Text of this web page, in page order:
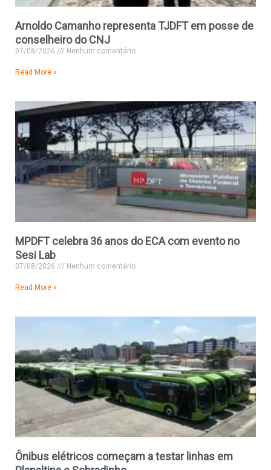
Arnoldo Camanho representa TJDFT em posse de
conselheiro do CNJ
07/08/2026 Nenhum comentário
Read More »
MPDFT celebra 36 anos do ECA com evento no
Sesi Lab
07/08/2026 Nenhum comentário
Read More »
Ônibus elétricos começam a testar linhas em